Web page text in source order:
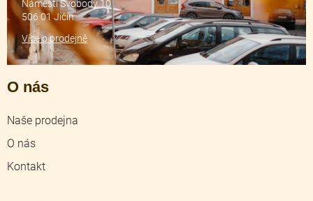
O nás
Naše prodejna
O nás
Kontakt
Náměstí Svobody 10
506 01 Jičín
Více o prodejně